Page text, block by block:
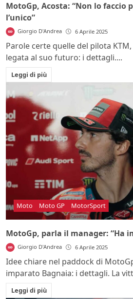
MotoGp, Acosta: “Non lo faccio
l’unico”
Giorgio D'Andrea 6 Aprile 2025
Parole certe quelle del pilota
legata al suo futuro: i dettagli....
Leggi di più
Moto Moto GP MotorSport
MotoGp, parla il manager: “Ha
Giorgio D'Andrea 6 Aprile 2025
Idee chiare nel paddock di
imparato Bagnaia: i dettagli. La
Leggi di più